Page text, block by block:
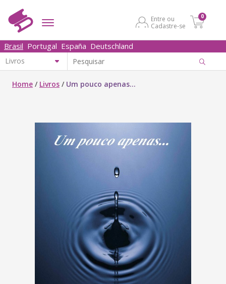
Entre ou
Cadastre-se
0
Brasil Portugal España Deutschland
Home / Livros / Um pouco apenas...